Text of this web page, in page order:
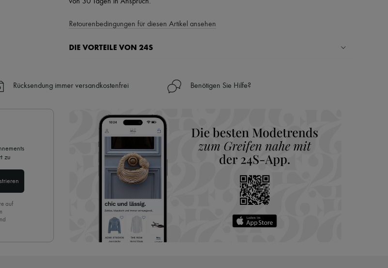
Retourenbedingungen für diesen Artikel ansehen
DIE VORTEILE VON 24S
✓ Expresslieferung in über 100 Ländern
Mehr erfahren über 24S, ein Haus aus der LVMH-Gruppe
Rücksendung immer versandkostenfrei Benötigen Sie Hilfe?
zu
auf
E-